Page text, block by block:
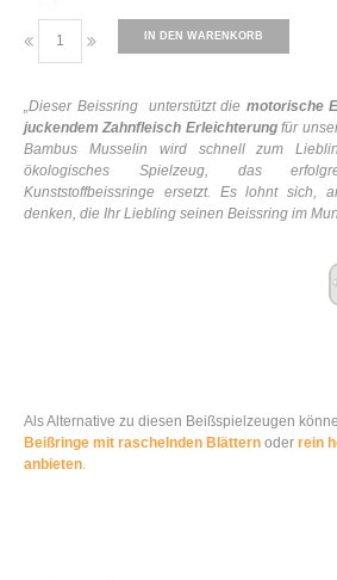
IN DEN WARENKORB
„Dieser Beissring unterstützt die motorische
juckendem Zahnfleisch Erleichterungfür
Bambus Musselin wird schnell zum
ökologisches Spielzeug, das
Kunststoffbeissringe ersetzt. Es lohnt sich,
denken, die Ihr Liebling seinen Beissring im
Als Alternative zu diesen Beißspielzeugen
Beißringe mit raschelnden Blättern oder rein
anbieten.